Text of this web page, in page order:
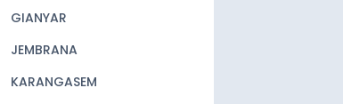
GIANYAR
JEMBRANA
KARANGASEM